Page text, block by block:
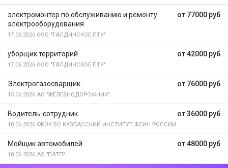
от 77000 руб
электромонтер по обслуживанию и ремонту
электрооборудования
17.06.2026 ООО "ТАЛДИНСКОЕ ПТУ"
от 42000 руб
уборщик территорий
17.06.2026 ООО "ТАЛДИНСКОЕ ПТУ"
от 76000 руб
Электрогазосварщик
15.06.2026 АО "ЖЕЛЕЗНОДОРОЖНИК"
от 36000 руб
Водитель-сотрудник
10.06.2026 ФКОУ ВО КУЗБАССКИЙ ИНСТИТУТ ФСИН РОССИИ
от 48000 руб
Мойщик автомобилей
10.06.2026 АО "ПАТП"